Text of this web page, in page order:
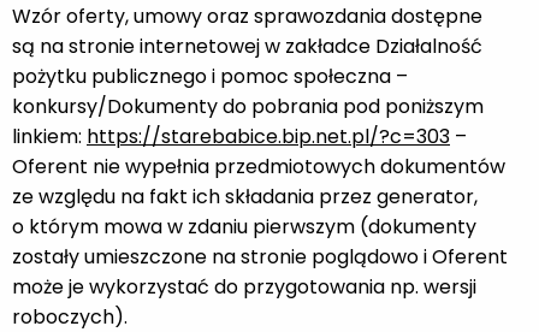
Wzór oferty, umowy oraz sprawozdania dostępne
są na stronie internetowej w zakładce Działalność
pożytku publicznego i pomoc społeczna –
konkursy/Dokumenty do pobrania pod poniższym
linkiem: https://starebabice.bip.net.pl/?c=303 –
Oferent nie wypełnia przedmiotowych dokumentów
ze względu na fakt ich składania przez generator,
o którym mowa w zdaniu pierwszym (dokumenty
zostały umieszczone na stronie poglądowo i Oferent
może je wykorzystać do przygotowania np. wersji
roboczych).